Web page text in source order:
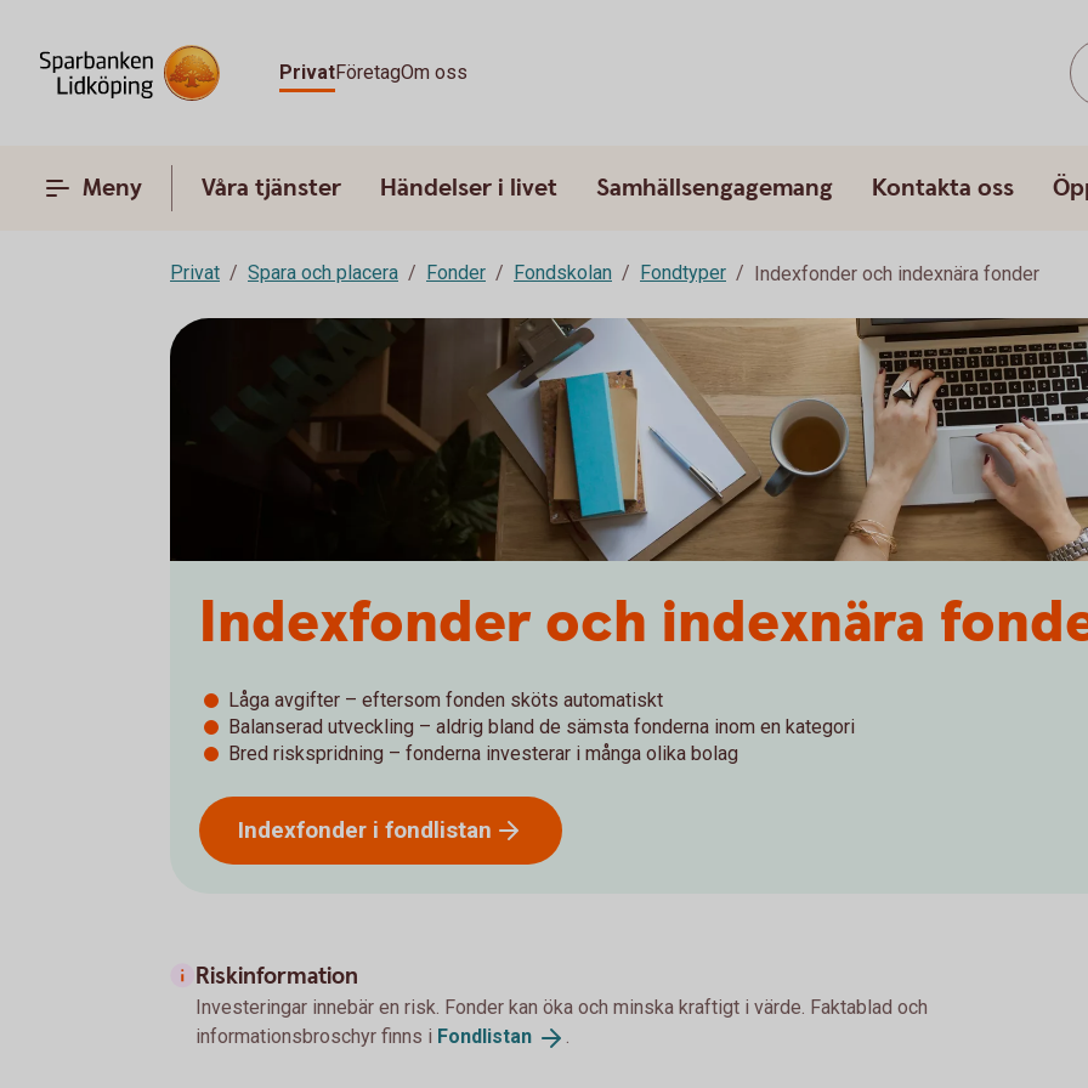
PrivatFöretagOm oss
Meny Våra tjänster Händelser i livet Samhällsengagemang Kontakta oss
Privat Spara och placera Fonder Fondskolan Fondtyper Indexfonder och indexnära fonder
Indexfonder och indexnära
Låga avgifter – eftersom fonden sköts automatiskt
Balanserad utveckling – aldrig bland de sämsta fonderna inom en kategori
Bred riskspridning – fonderna investerar i många olika bolag
Indexfonder i fondlistan
Riskinformation
Investeringar innebär en risk. Fonder kan öka och minska kraftigt i värde. Faktablad och
informationsbroschyr finns i Fondlistan .